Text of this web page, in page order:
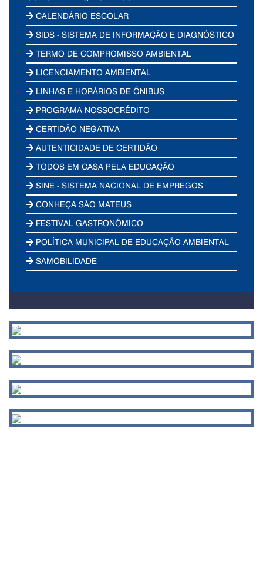
CALENDÁRIO ESCOLAR
SIDS - SISTEMA DE INFORMAÇÃO E DIAGNÓSTICO
TERMO DE COMPROMISSO AMBIENTAL
LICENCIAMENTO AMBIENTAL
LINHAS E HORÁRIOS DE ÔNIBUS
PROGRAMA NOSSOCRÉDITO
CERTIDÃO NEGATIVA
AUTENTICIDADE DE CERTIDÃO
TODOS EM CASA PELA EDUCAÇÃO
SINE - SISTEMA NACIONAL DE EMPREGOS
CONHEÇA SÃO MATEUS
FESTIVAL GASTRONÔMICO
POLÍTICA MUNICIPAL DE EDUCAÇÃO AMBIENTAL
SAMOBILIDADE